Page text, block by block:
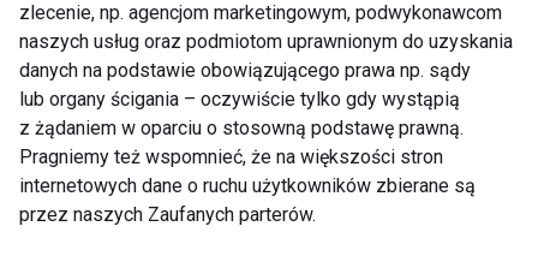
Alka-Seltzer –
aspiryna, która ratuje
przed kacem i
zawałem serca
Jak wybrać dobrą
aptekę internetową?
zlecenie, np. agencjom marketingowym, podwykonawcom
naszych usług oraz podmiotom uprawnionym do uzyskania
danych na podstawie obowiązującego prawa np. sądy
lub organy ścigania – oczywiście tylko gdy wystąpią
z żądaniem w oparciu o stosowną podstawę prawną.
Pragniemy też wspomnieć, że na większości stron
internetowych dane o ruchu użytkowników zbierane są
przez naszych Zaufanych parterów.